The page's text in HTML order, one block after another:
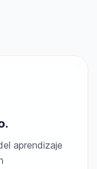
aprendizaje